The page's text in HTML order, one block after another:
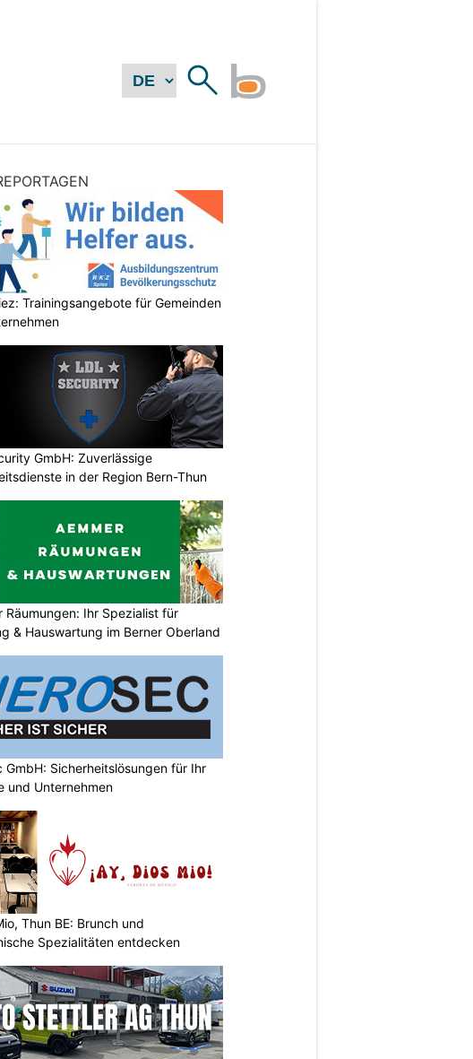
Trainingsangebote für Gemeinden
GmbH: Zuverlässige
in der Region Bern-Thun
Räumungen: Ihr Spezialist für
& Hauswartung im Berner Oberland
GmbH: Sicherheitslösungen für Ihr
und Unternehmen
Thun BE: Brunch und
Spezialitäten entdecken